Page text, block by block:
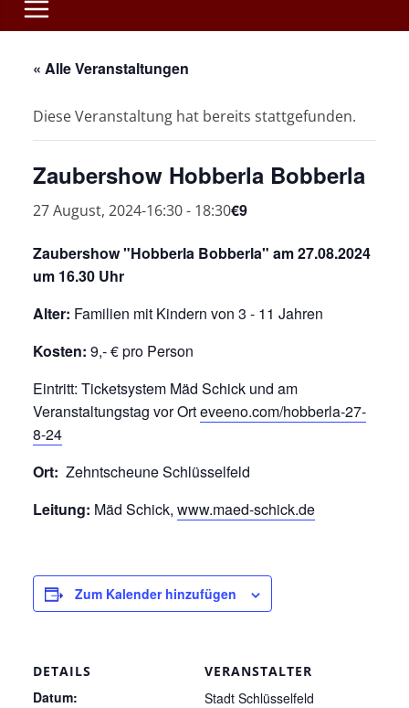
« Alle Veranstaltungen
Diese Veranstaltung hat bereits stattgefunden.
Zaubershow Hobberla Bobberla
27 August, 2024-16:30- 18:30€9
Zaubershow "Hobberla Bobberla" am 27.08.2024
um 16.30 Uhr
Alter: Familien mit Kindern von 3 - 11 Jahren
Kosten: 9,- € pro Person
Eintritt: Ticketsystem Mäd Schick und am
Veranstaltungstag vor Orteveeno.com/hobberla-27-
8-24
Ort: Zehntscheune Schlüsselfeld
Leitung: Mäd Schick, www.maed-schick.de
Zum Kalender hinzufügen
DETAILS
Datum:
VERANSTALTER
Stadt Schlüsselfeld